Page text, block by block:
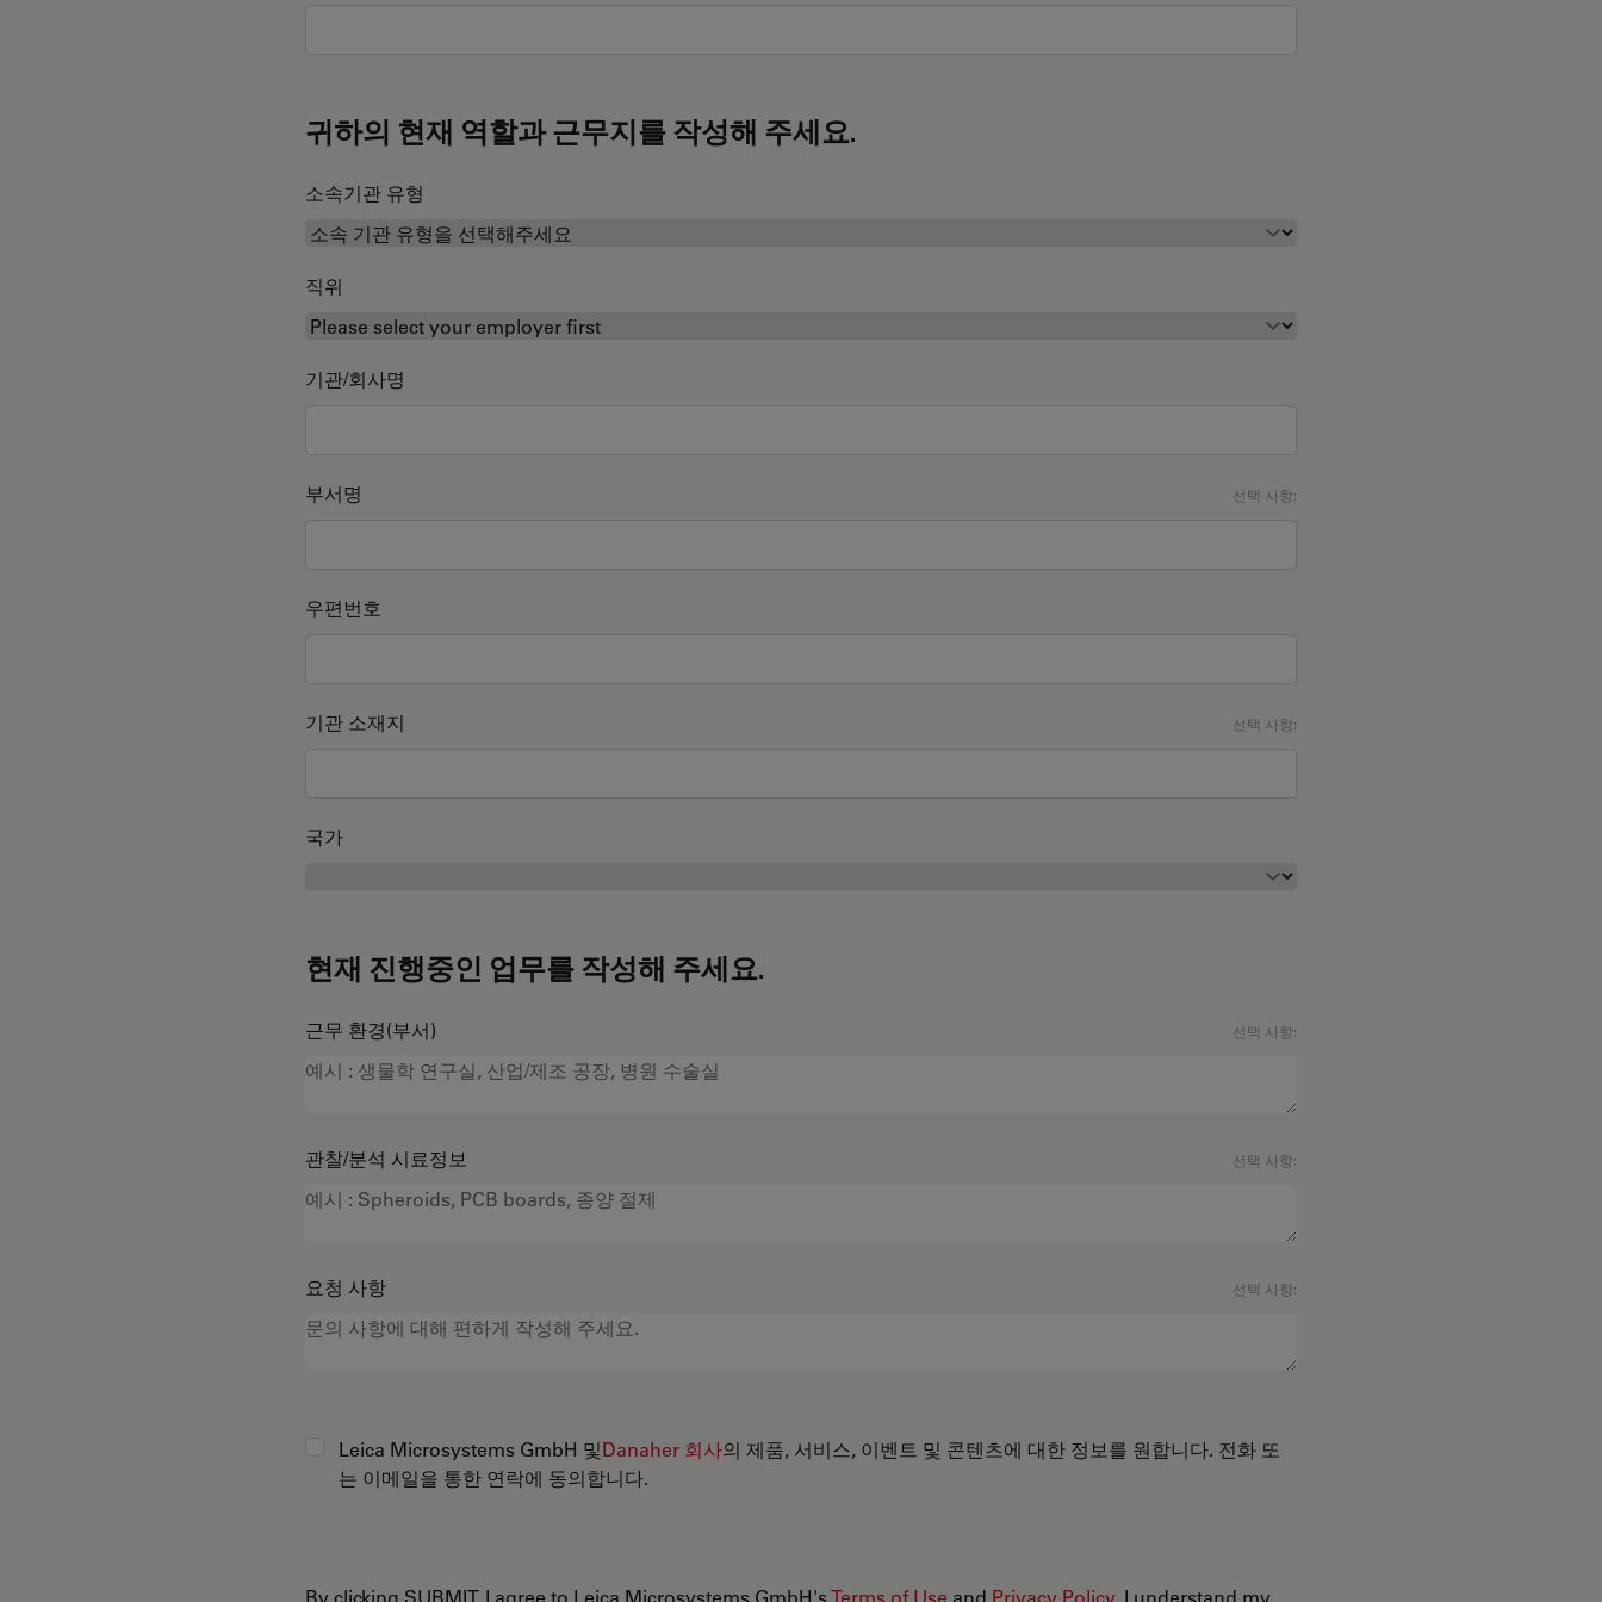
귀하의 현재 역할과 근무지를 작성해 주세요.
소속기관 유형
직위
기관/회사명
부서명 선택 사항:
우편번호
기관 소재지 선택 사항:
국가
현재 진행중인 업무를 작성해 주세요.
근무 환경(부서) 선택 사항:
관찰/분석 시료정보 선택 사항:
요청 사항 선택 사항:
Leica Microsystems GmbH 및Danaher 회사의 제품, 서비스, 이벤트 및 콘텐츠에 대한 정보를 원합니다. 전화 또
는 이메일을 통한 연락에 동의합니다.
By clicking SUBMIT, I agree to Leica Microsystems GmbH'sTerms of Use and Privacy Policy. I understand my